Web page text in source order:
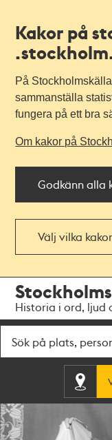
Kakor på
På
sammanställa
fungera på ett bra
Om kakor på
Godkänn alla
Välj vilka
navigationen
huvudinnehållet
Historia i ord, ljud